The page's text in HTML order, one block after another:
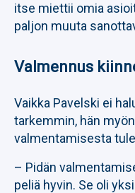
itse miettii omia
paljon muuta
Valmennus
Vaikka Pavelski ei
tarkemmin, hän
valmentamisesta
– Pidän
peliä hyvin. Se oli